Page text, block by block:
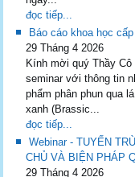
đọc tiếp...
Báo cáo khoa học
29 Tháng 4 2026
Kính mời quý Thầy
seminar với thông tin
phẩm phân phun qua
xanh (Brassic...
đọc tiếp...
Webinar - TUYẾN
CHỦ VÀ BIỆN PHÁP
29 Tháng 4 2026